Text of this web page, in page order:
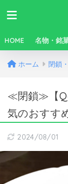
HOME 名物・銘
ホーム 閉鎖
≪閉鎖≫【
気のおすす
2024/08/01